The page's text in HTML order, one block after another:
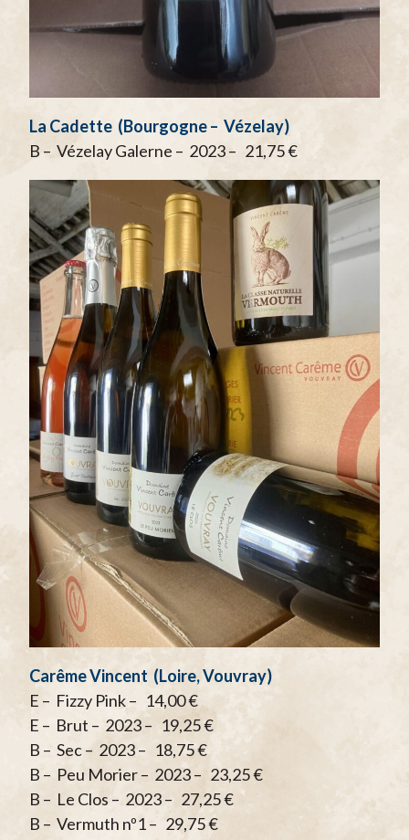
La Cadette (Bourgogne – Vézelay)
B – Vézelay Galerne – 2023 – 21,75 €
Carême Vincent (Loire, Vouvray)
E – Fizzy Pink – 14,00 €
E – Brut – 2023 – 19,25 €
B – Sec – 2023 – 18,75 €
B – Peu Morier – 2023 – 23,25 €
B – Le Clos – 2023 – 27,25 €
B – Vermuth nº1 – 29,75 €